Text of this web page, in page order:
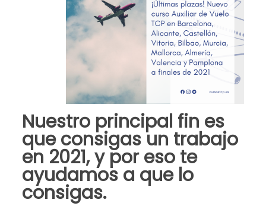
Nuestro principal fin es
que consigas un trabajo
en 2021, y por eso te
ayudamos a que lo
consigas.